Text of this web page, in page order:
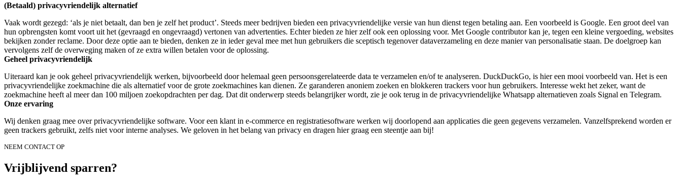
(Betaald) privacyvriendelijk alternatief
Vaak wordt gezegd: ‘als je niet betaalt, dan ben je zelf het product’. Steeds meer bedrijven bieden een privacyvriendelijke versie van hun dienst tegen betaling aan. Een voorbeeld is Google. Een groot deel van
hun opbrengsten komt voort uit het (gevraagd en ongevraagd) vertonen van advertenties. Echter bieden ze hier zelf ook een oplossing voor. Met Google contributor kan je, tegen een kleine vergoeding, websites
bekijken zonder reclame. Door deze optie aan te bieden, denken ze in ieder geval mee met hun gebruikers die sceptisch tegenover dataverzameling en deze manier van personalisatie staan. De doelgroep kan
vervolgens zelf de overweging maken of ze extra willen betalen voor de oplossing.
Geheel privacyvriendelijk
Uiteraard kan je ook geheel privacyvriendelijk werken, bijvoorbeeld door helemaal geen persoonsgerelateerde data te verzamelen en/of te analyseren. DuckDuckGo, is hier een mooi voorbeeld van. Het is een
privacyvriendelijke zoekmachine die als alternatief voor de grote zoekmachines kan dienen. Ze garanderen anoniem zoeken en blokkeren trackers voor hun gebruikers. Interesse wekt het zeker, want de
zoekmachine heeft al meer dan 100 miljoen zoekopdrachten per dag. Dat dit onderwerp steeds belangrijker wordt, zie je ook terug in de privacyvriendelijke Whatsapp alternatieven zoals Signal en Telegram.
Onze ervaring
Wij denken graag mee over privacyvriendelijke software. Voor een klant in e-commerce en registratiesoftware werken wij doorlopend aan applicaties die geen gegevens verzamelen. Vanzelfsprekend worden er
geen trackers gebruikt, zelfs niet voor interne analyses. We geloven in het belang van privacy en dragen hier graag een steentje aan bij!
NEEM CONTACT OP
Vrijblijvend sparren?